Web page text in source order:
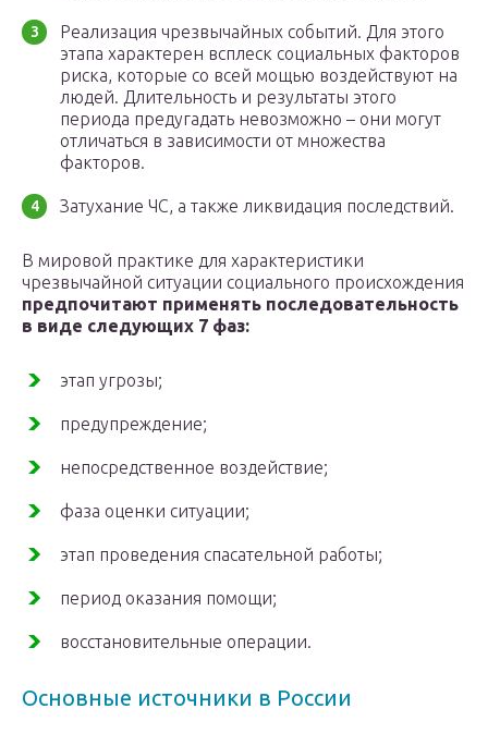
Реализация чрезвычайных событий. Для этого
этапа характерен всплеск социальных факторов
риска, которые со всей мощью воздействуют на
людей. Длительность и результаты этого
периода предугадать невозможно – они могут
отличаться в зависимости от множества
факторов.
Затухание ЧС, а также ликвидация последствий.
В мировой практике для характеристики
чрезвычайной ситуации социального происхождения
предпочитают применять последовательность
в виде следующих 7 фаз:
этап угрозы;
предупреждение;
непосредственное воздействие;
фаза оценки ситуации;
этап проведения спасательной работы;
период оказания помощи;
восстановительные операции.
Основные источники в России